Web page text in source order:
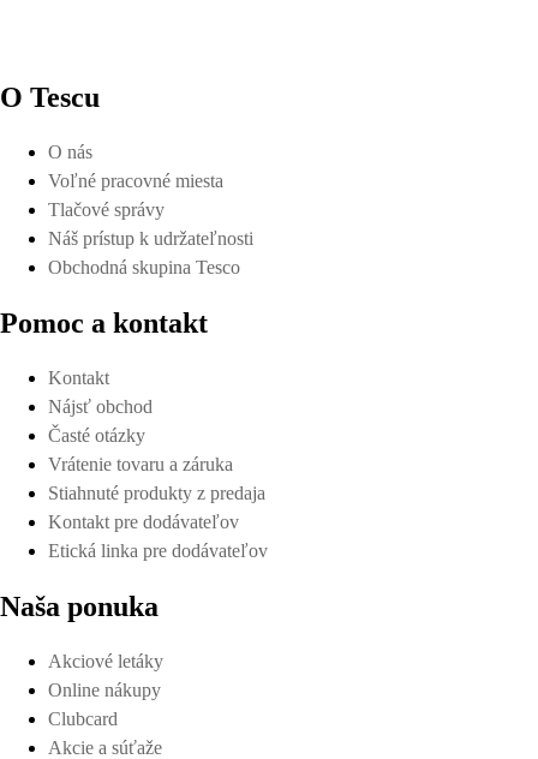
O Tescu
O nás
Voľné pracovné miesta
Tlačové správy
Náš prístup k udržateľnosti
Obchodná skupina Tesco
Pomoc a kontakt
Kontakt
Nájsť obchod
Časté otázky
Vrátenie tovaru a záruka
Stiahnuté produkty z predaja
Kontakt pre dodávateľov
Etická linka pre dodávateľov
Naša ponuka
Akciové letáky
Online nákupy
Clubcard
Akcie a súťaže